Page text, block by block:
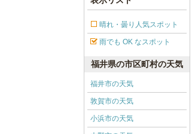
晴れ・曇り人気スポット
雨でも OK なスポット
福井県の市区町村の天気
福井市の天気
敦賀市の天気
小浜市の天気